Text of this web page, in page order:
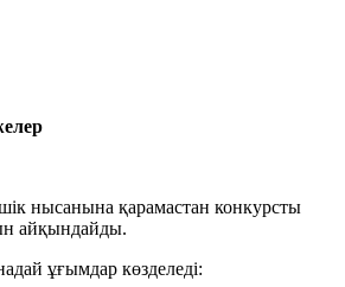
нысанына қарамастан конкурсты
айқындайды.
ұғымдар көзделеді: